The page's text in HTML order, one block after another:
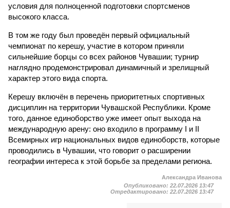
условия для полноценной подготовки спортсменов
высокого класса.
В том же году был проведён первый официальный
чемпионат по керешу, участие в котором приняли
сильнейшие борцы со всех районов Чувашии; турнир
наглядно продемонстрировал динамичный и зрелищный
характер этого вида спорта.
Керешу включён в перечень приоритетных спортивных
дисциплин на территории Чувашской Республики. Кроме
того, данное единоборство уже имеет опыт выхода на
международную арену: оно входило в программу I и II
Всемирных игр национальных видов единоборств, которые
проводились в Чувашии, что говорит о расширении
географии интереса к этой борьбе за пределами региона.
Александра Иванова
Опубликовано: 22.07.2026 13:47
Отредактировано: 22.07.2026 13:47